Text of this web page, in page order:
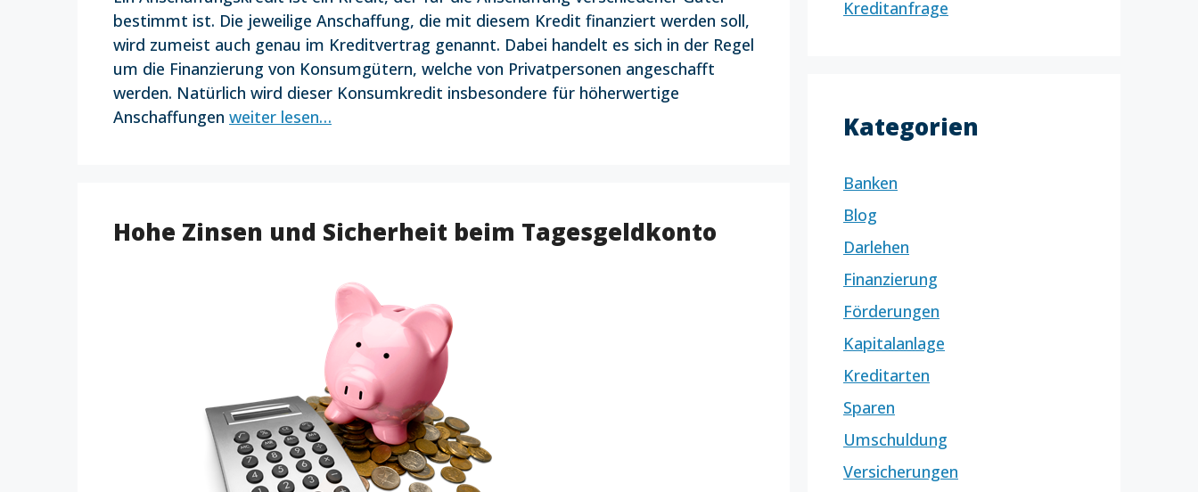
bestimmt ist. Die jeweilige Anschaffung, die mit diesem Kredit finanziert werden soll,
wird zumeist auch genau im Kreditvertrag genannt. Dabei handelt es sich in der Regel
um die Finanzierung von Konsumgütern, welche von Privatpersonen angeschafft
werden. Natürlich wird dieser Konsumkredit insbesondere für höherwertige
Anschaffungen weiter lesen…
Hohe Zinsen und Sicherheit beim Tagesgeldkonto
Kreditanfrage
Kategorien
Banken
Blog
Darlehen
Finanzierung
Förderungen
Kapitalanlage
Kreditarten
Sparen
Umschuldung
Versicherungen